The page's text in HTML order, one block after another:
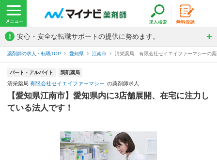
! 安心・安全な転職サポートの提供に努めます。
薬剤師の求人・転職TOP 愛知県 江南市 清栄薬局 有限会社セイエイファーマシーの
パート・アルバイト 調剤薬局
清栄薬局 有限会社セイエイファーマシー の薬剤師求人
【愛知県江南市】愛知県内に3店舗展開、在宅に注力し
ている法人です！